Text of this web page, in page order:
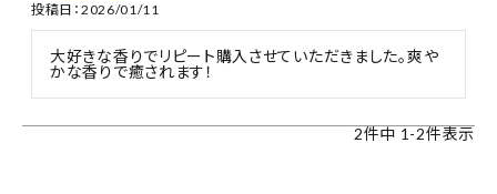
投稿日 2026/01/11
大好きな香りでリピート購入させていただきました。爽や
かな香りで癒されます！
2件中 1 -2件表示